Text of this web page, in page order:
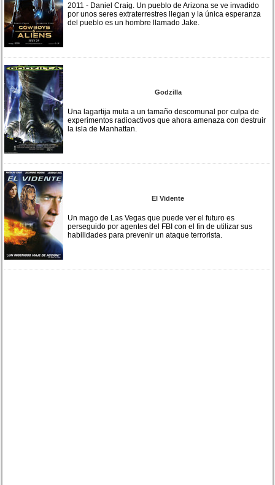
2011 - Daniel Craig. Un pueblo de Arizona se ve invadido
por unos seres extraterrestres llegan y la única esperanza
del pueblo es un hombre llamado Jake.
Godzilla
Una lagartija muta a un tamaño descomunal por culpa de
experimentos radioactivos que ahora amenaza con destruir
la isla de Manhattan.
El Vidente
Un mago de Las Vegas que puede ver el futuro es
perseguido por agentes del FBI con el fin de utilizar sus
habilidades para prevenir un ataque terrorista.